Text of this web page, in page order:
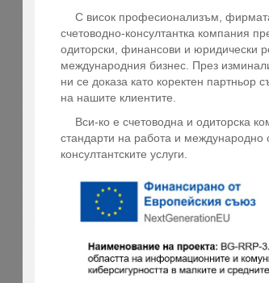
С висок професионализъм,
счетоводно-консултантка компания
одиторски, финансови и юридически
международния бизнес. През
ни се доказа като коректен партньор
на нашите клиентите.
Вси-ко е счетоводнa и одиторска
стандарти на работа и международно
консултантските услуги.